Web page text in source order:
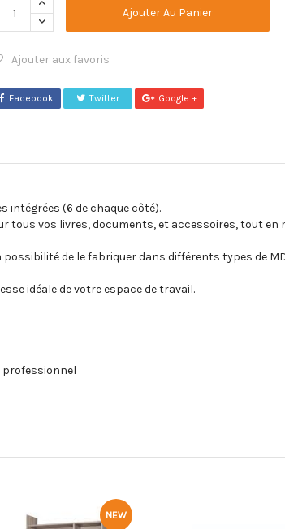
Ajouter Au Panier
Ajouter aux favoris
Facebook Twitter Google +
intégrées (6 de chaque côté).
vos livres, documents, et accessoires, tout
de le fabriquer dans différents types de
idéale de votre espace de travail.
professionnel
NEW